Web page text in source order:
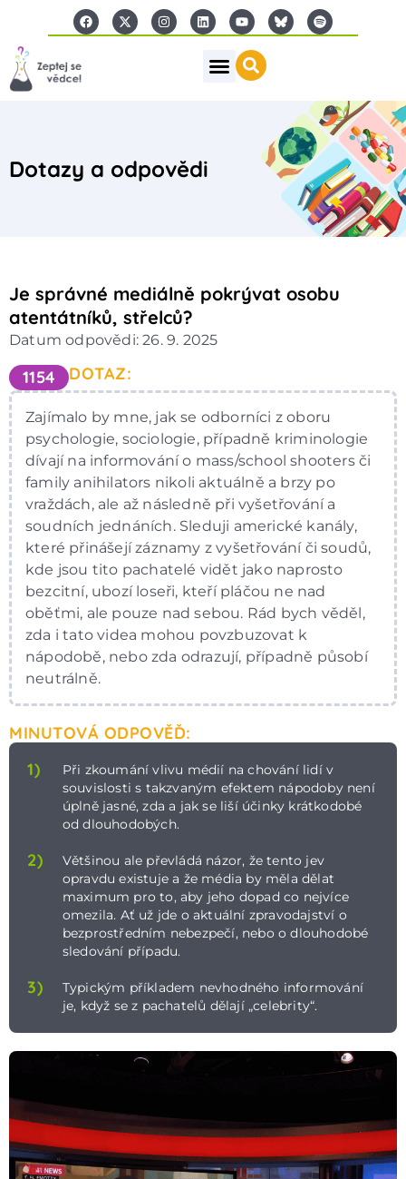
Dotazy a odpovědi
Je správné mediálně pokrývat osobu
atentátníků, střelců?
Datum odpovědi: 26. 9. 2025
1154 DOTAZ:
Zajímalo by mne, jak se odborníci z oboru
psychologie, sociologie, případně kriminologie
dívají na informování o mass/school shooters či
family anihilators nikoli aktuálně a brzy po
vraždách, ale až následně při vyšetřování a
soudních jednáních. Sleduji americké kanály,
které přinášejí záznamy z vyšetřování či soudů,
kde jsou tito pachatelé vidět jako naprosto
bezcitní, ubozí loseři, kteří pláčou ne nad
oběťmi, ale pouze nad sebou. Rád bych věděl,
zda i tato videa mohou povzbuzovat k
nápodobě, nebo zda odrazují, případně působí
neutrálně.
MINUTOVÁ ODPOVĚĎ:
1)
Při zkoumání vlivu médií na chování lidí v
souvislosti s takzvaným efektem nápodoby není
úplně jasné, zda a jak se liší účinky krátkodobé
od dlouhodobých.
2)
Většinou ale převládá názor, že tento jev
opravdu existuje a že média by měla dělat
maximum pro to, aby jeho dopad co nejvíce
omezila. Ať už jde o aktuální zpravodajství o
bezprostředním nebezpečí, nebo o dlouhodobé
sledování případu.
3)
Typickým příkladem nevhodného informování
je, když se z pachatelů dělají „celebrity“.